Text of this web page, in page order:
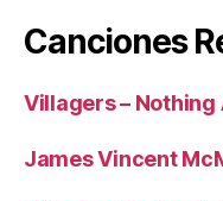
Canciones
Villagers –
James Vincent